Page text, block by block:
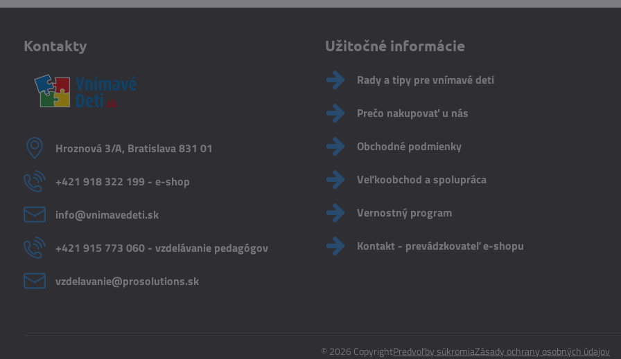
Kontakty
Hroznová 3/A, Bratislava 831 01
+421 918 322 199 - e-shop
info​@vnimavedeti​.sk
+421 915 773 060 - vzdelávanie pedagógov
vzdelavanie​@prosolutions​.sk
Užitočné informácie
Rady a tipy pre vnímavé deti
Prečo nakupovať u nás
Obchodné podmienky
Veľkoobchod a spolupráca
Vernostný program
Kontakt - prevádzkovateľ e-shopu
© 2026 CopyrightPredvoľby súkromiaZásady ochrany osobných údajov